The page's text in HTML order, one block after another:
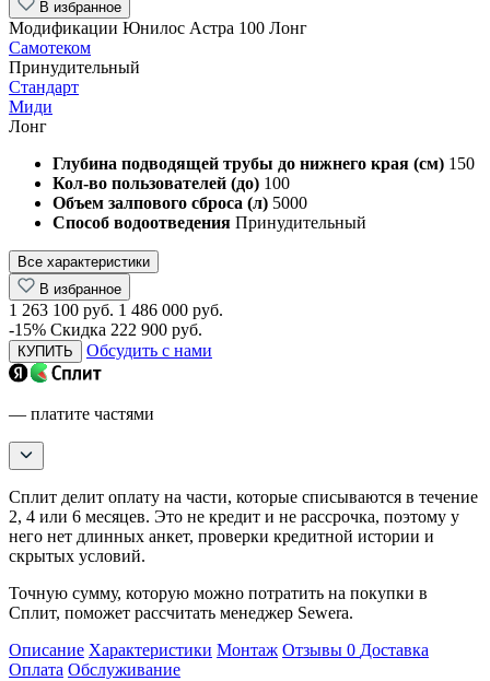
В избранное
Модификации Юнилос Астра 100 Лонг
Самотеком
Принудительный
Стандарт
Миди
Лонг
Глубина подводящей трубы до нижнего края (см) 150
Кол-во пользователей (до) 100
Объем залпового сброса (л) 5000
Способ водоотведения Принудительный
Все характеристики
В избранное
1 263 100 руб. 1 486 000 руб.
-15% Скидка 222 900 руб.
КУПИТЬ Обсудить с нами
— платите частями
Сплит делит оплату на части, которые списываются в течение
2, 4 или 6 месяцев. Это не кредит и не рассрочка, поэтому у
него нет длинных анкет, проверки кредитной истории и
скрытых условий.
Точную сумму, которую можно потратить на покупки в
Сплит, поможет рассчитать менеджер Sewera.
Описание Характеристики Монтаж Отзывы 0 Доставка
Оплата Обслуживание